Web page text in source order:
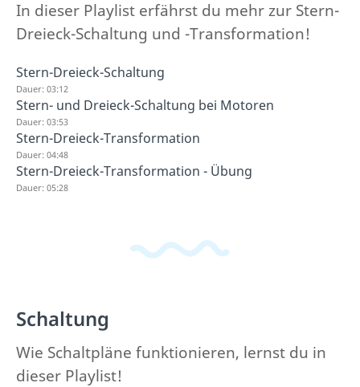
In dieser Playlist erfährst du mehr zur Stern-
Dreieck-Schaltung und -Transformation!
Stern-Dreieck-Schaltung
Dauer: 03:12
Stern- und Dreieck-Schaltung bei Motoren
Dauer: 03:53
Stern-Dreieck-Transformation
Dauer: 04:48
Stern-Dreieck-Transformation - Übung
Dauer: 05:28
Schaltung
Wie Schaltpläne funktionieren, lernst du in
dieser Playlist!